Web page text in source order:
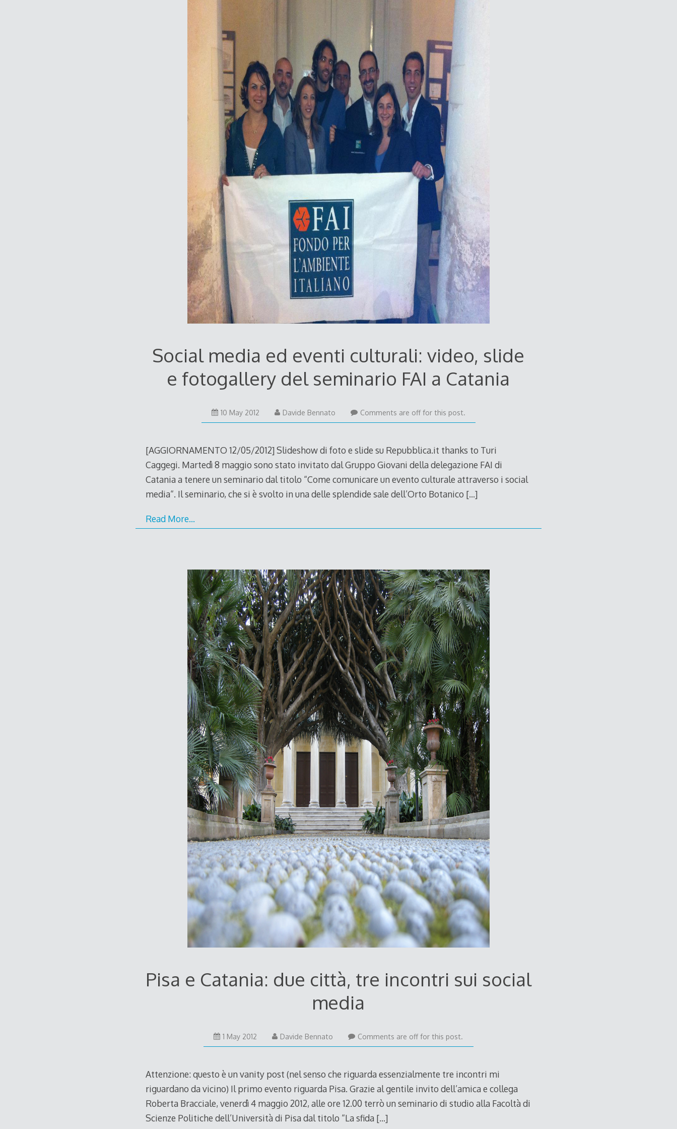
Social media ed eventi culturali: video, slide
e fotogallery del seminario FAI a Catania
10 May 201212
May
Davide Bennato Comments are off for this post.
[AGGIORNAMENTO 12/05/2012] Slideshow di foto e slide su Repubblica.it thanks to Turi
Caggegi. Martedì 8 maggio sono stato invitato dal Gruppo Giovani della delegazione FAI di
Catania a tenere un seminario dal titolo “Come comunicare un evento culturale attraverso i social
media“. Il seminario, che si è svolto in una delle splendide sale dell’Orto Botanico […]
Read More…
Pisa e Catania: due città, tre incontri sui social
media
1 May 2012
May
Davide Bennato Comments are off for this post.
Attenzione: questo è un vanity post (nel senso che riguarda essenzialmente tre incontri mi
riguardano da vicino) Il primo evento riguarda Pisa. Grazie al gentile invito dell’amica e collega
Roberta Bracciale, venerdì 4 maggio 2012, alle ore 12.00 terrò un seminario di studio alla Facoltà di
Scienze Politiche dell’Università di Pisa dal titolo “La sfida […]